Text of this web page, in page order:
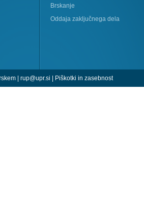
Brskanje
Oddaja zaključnega dela
| rup@upr.si | Piškotki in zasebnost